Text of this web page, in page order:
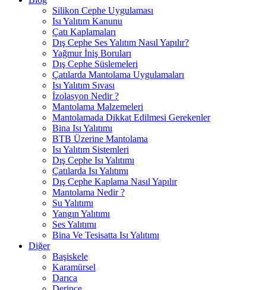
Silikon Cephe Uygulaması
Isı Yalıtım Kanunu
Çatı Kaplamaları
Dış Cephe Ses Yalıtım Nasıl Yapılır?
Yağmur İniş Boruları
Dış Cephe Süslemeleri
Çatılarda Mantolama Uygulamaları
Isı Yalıtım Sıvası
İzolasyon Nedir ?
Mantolama Malzemeleri
Mantolamada Dikkat Edilmesi Gerekenler
Bina Isı Yalıtımı
BTB Üzerine Mantolama
Isı Yalıtım Sistemleri
Dış Cephe Isı Yalıtımı
Çatılarda Isı Yalıtımı
Dış Cephe Kaplama Nasıl Yapılır
Mantolama Nedir ?
Su Yalıtımı
Yangın Yalıtımı
Ses Yalıtımı
Bina Ve Tesisatta Isı Yalıtımı
Diğer
Başiskele
Karamürsel
Darıca